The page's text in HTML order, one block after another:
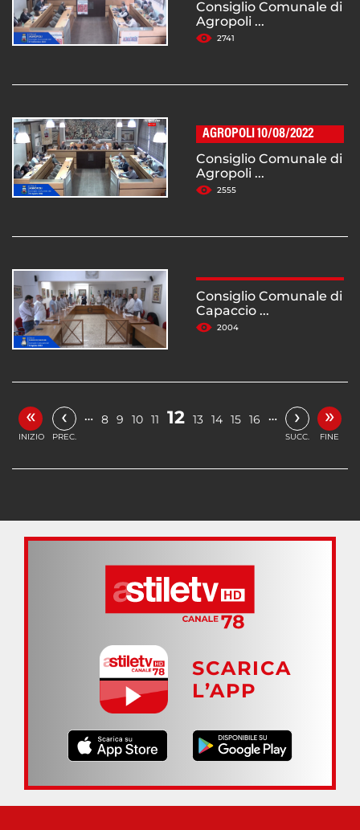
Consiglio Comunale di
Agropoli ...
2741
AGROPOLI 10/08/2022
Consiglio Comunale di
Agropoli ...
2555
Consiglio Comunale di
Capaccio ...
2004
«
INIZIO
‹
PREC.
… 8 9 10 11 12 13 14 15 16 … ›
SUCC.
»
FINE
SCARICA
L’APP